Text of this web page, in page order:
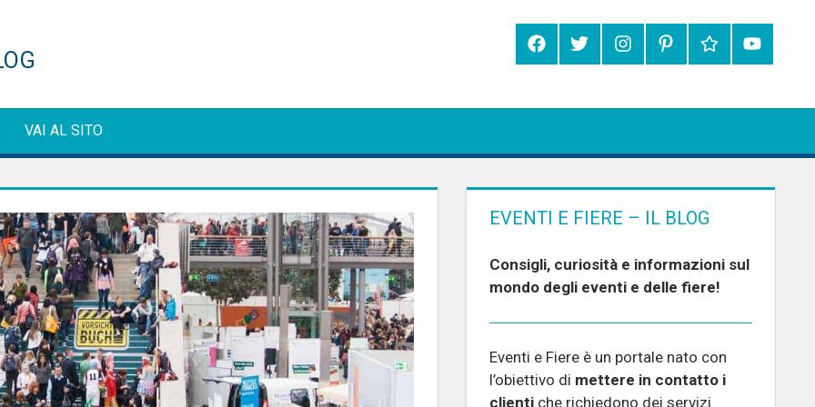
VAI AL SITO
EVENTI E FIERE – IL BLOG
Consigli, curiosità e informazioni sul
mondo degli eventi e delle fiere!
Eventi e Fiere è un portale nato con
l’obiettivo di mettere in contatto i
clienti che richiedono dei servizi